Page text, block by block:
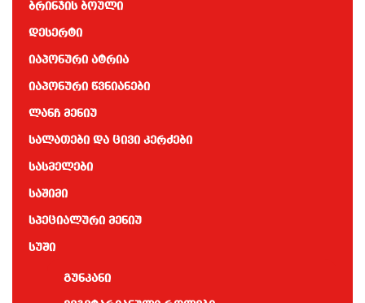
ბრინჯის ბოული
დესერტი
იაპონური ატრია
იაპონური წვნიანები
ლანჩ მენიუ
სალათები და ცივი კერძები
სასმელები
საშიმი
სპეციალური მენიუ
სუში
გუნკანი